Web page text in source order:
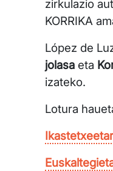
zirkulazio
KORRIKA
López de
jolasa eta
izateko.
Lotura